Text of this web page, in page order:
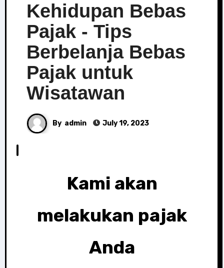
Kehidupan Bebas
Pajak - Tips
Berbelanja Bebas
Pajak untuk
Wisatawan
By admin July 19, 2023
Kami akan
melakukan pajak
Anda